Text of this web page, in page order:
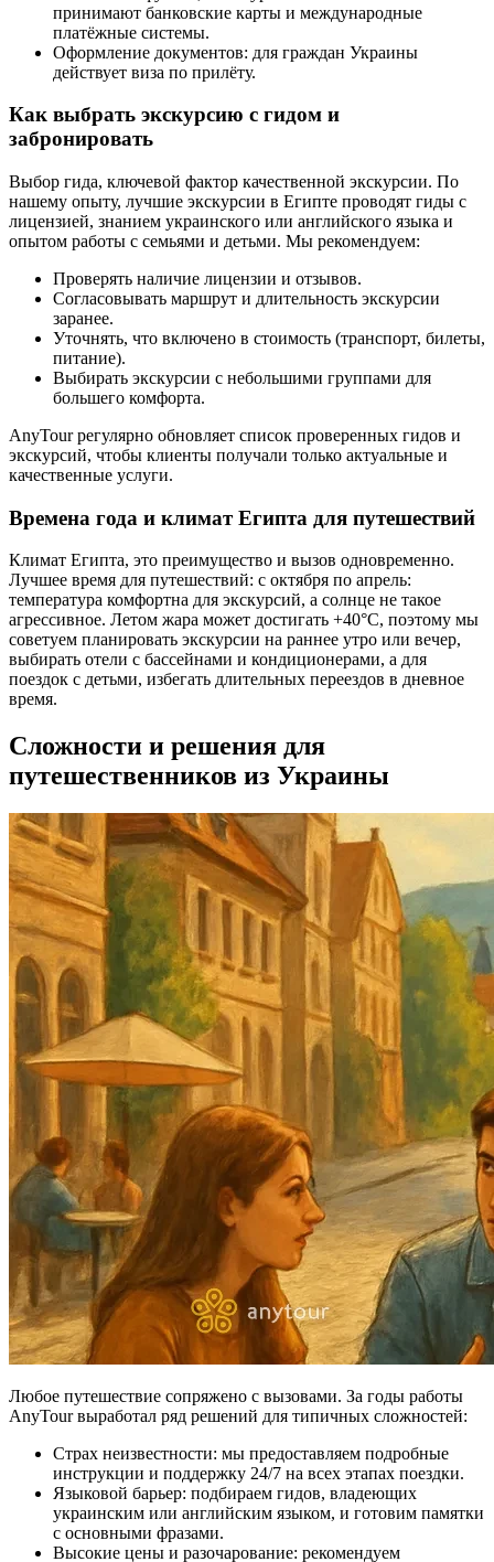
принимают банковские карты и международные
платёжные системы.
Оформление документов: для граждан Украины
действует виза по прилёту.
Как выбрать экскурсию с гидом и
забронировать
Выбор гида, ключевой фактор качественной экскурсии. По
нашему опыту, лучшие экскурсии в Египте проводят гиды с
лицензией, знанием украинского или английского языка и
опытом работы с семьями и детьми. Мы рекомендуем:
Проверять наличие лицензии и отзывов.
Согласовывать маршрут и длительность экскурсии
заранее.
Уточнять, что включено в стоимость (транспорт, билеты,
питание).
Выбирать экскурсии с небольшими группами для
большего комфорта.
AnyTour регулярно обновляет список проверенных гидов и
экскурсий, чтобы клиенты получали только актуальные и
качественные услуги.
Времена года и климат Египта для путешествий
Климат Египта, это преимущество и вызов одновременно.
Лучшее время для путешествий: с октября по апрель:
температура комфортна для экскурсий, а солнце не такое
агрессивное. Летом жара может достигать +40°C, поэтому мы
советуем планировать экскурсии на раннее утро или вечер,
выбирать отели с бассейнами и кондиционерами, а для
поездок с детьми, избегать длительных переездов в дневное
время.
Сложности и решения для
путешественников из Украины
Любое путешествие сопряжено с вызовами. За годы работы
AnyTour выработал ряд решений для типичных сложностей:
Страх неизвестности: мы предоставляем подробные
инструкции и поддержку 24/7 на всех этапах поездки.
Языковой барьер: подбираем гидов, владеющих
украинским или английским языком, и готовим памятки
с основными фразами.
Высокие цены и разочарование: рекомендуем